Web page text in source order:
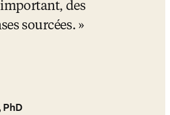
des
sourcées.